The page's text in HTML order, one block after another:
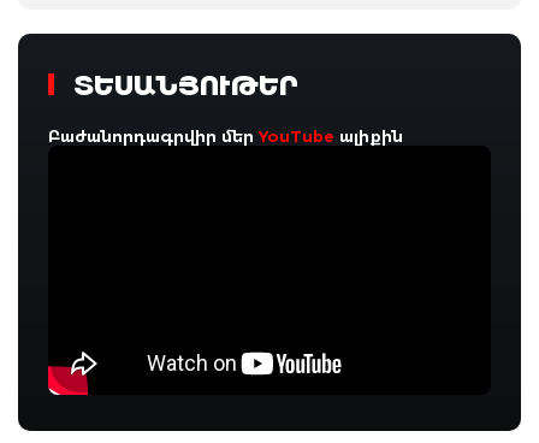
ՏԵՍԱՆՅՈՒԹԵՐ
Բաժանորդագրվիր մերYouTube ալիքին